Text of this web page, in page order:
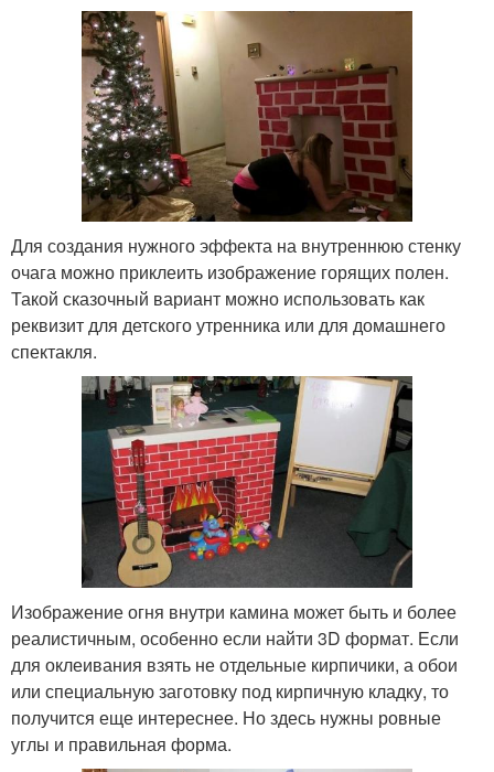
Для создания нужного эффекта на внутреннюю стенку
очага можно приклеить изображение горящих полен.
Такой сказочный вариант можно использовать как
реквизит для детского утренника или для домашнего
спектакля.
Изображение огня внутри камина может быть и более
реалистичным, особенно если найти 3D формат. Если
для оклеивания взять не отдельные кирпичики, а обои
или специальную заготовку под кирпичную кладку, то
получится еще интереснее. Но здесь нужны ровные
углы и правильная форма.